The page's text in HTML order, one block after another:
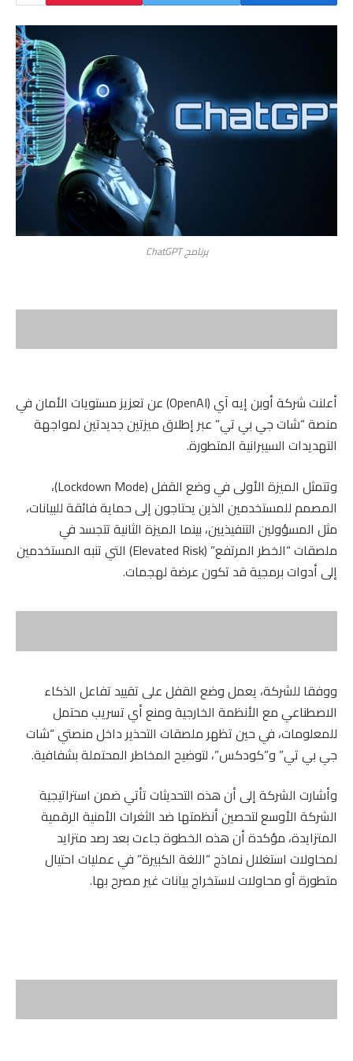
برنامج ChatGPT
أعلنت شركة أوبن إيه آي (OpenAI) عن تعزيز مستويات الأمان في
منصة “شات جي بي تي” عبر إطلاق ميزتين جديدتين لمواجهة
التهديدات السيبرانية المتطورة.
وتتمثل الميزة الأولى في وضع القفل (Lockdown Mode)،
المصمم للمستخدمين الذين يحتاجون إلى حماية فائقة للبيانات،
مثل المسؤولين التنفيذيين، بينما الميزة الثانية تتجسد في
ملصقات “الخطر المرتفع” (Elevated Risk) التي تنبه المستخدمين
إلى أدوات برمجية قد تكون عرضة لهجمات.
ووفقا للشركة، يعمل وضع القفل على تقييد تفاعل الذكاء
الاصطناعي مع الأنظمة الخارجية ومنع أي تسريب محتمل
للمعلومات، في حين تظهر ملصقات التحذير داخل منصتي “شات
جي بي تي” و”كودكس”، لتوضيح المخاطر المحتملة بشفافية.
وأشارت الشركة إلى أن هذه التحديثات تأتي ضمن استراتيجية
الشركة الأوسع لتحصين أنظمتها ضد الثغرات الأمنية الرقمية
المتزايدة، مؤكدة أن هذه الخطوة جاءت بعد رصد متزايد
لمحاولات استغلال نماذج “اللغة الكبيرة” في عمليات احتيال
متطورة أو محاولات لاستخراج بيانات غير مصرح بها.